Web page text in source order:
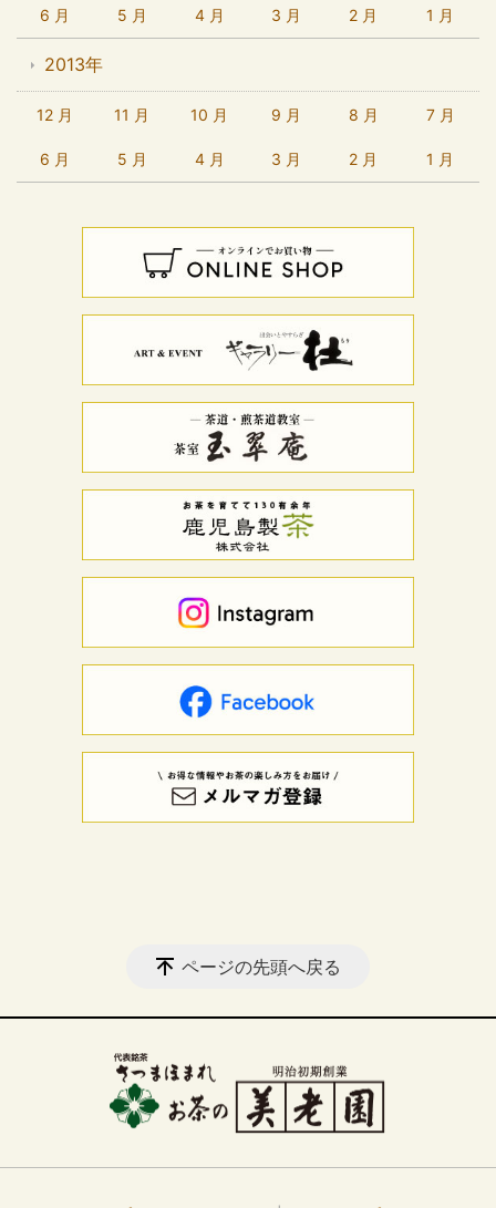
6 月 5 月 4 月 3 月 2 月 1 月
2013年
12 月 11 月 10 月 9 月 8 月 7 月
6 月 5 月 4 月 3 月 2 月 1 月
ページの先頭へ戻る